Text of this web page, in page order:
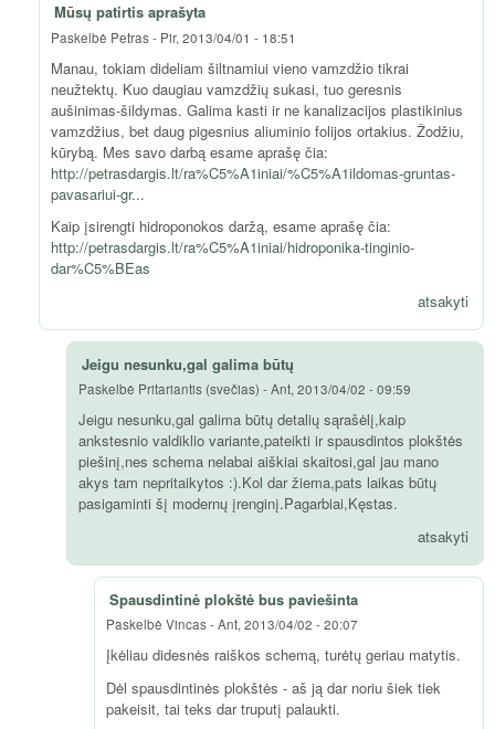
Mūsų patirtis aprašyta
Paskelbė Petras- Pir, 2013/04/01 - 18:51
Manau, tokiam dideliam šiltnamiui vieno vamzdžio tikrai
neužtektų. Kuo daugiau vamzdžių sukasi, tuo geresnis
aušinimas-šildymas. Galima kasti ir ne kanalizacijos plastikinius
vamzdžius, bet daug pigesnius aliuminio folijos ortakius. Žodžiu,
kūrybą. Mes savo darbą esame aprašę čia:
http://petrasdargis.lt/ra%C5%A1iniai/%C5%A1ildomas-gruntas-
pavasariui-gr...
Kaip įsirengti hidroponokos daržą, esame aprašę čia:
http://petrasdargis.lt/ra%C5%A1iniai/hidroponika-tinginio-
dar%C5%BEas
atsakyti
Jeigu nesunku,gal galima būtų
Paskelbė Pritariantis (svečias) -Ant, 2013/04/02 - 09:59
Jeigu nesunku,gal galima būtų detalių sąrašėlį,kaip
ankstesnio valdiklio variante,pateikti ir spausdintos plokštės
piešinį,nes schema nelabai aiškiai skaitosi,gal jau mano
akys tam nepritaikytos :).Kol dar žiema,pats laikas būtų
pasigaminti šį modernų įrenginį.Pagarbiai,Kęstas.
atsakyti
Spausdintinė plokštė bus paviešinta
Paskelbė Vincas-Ant, 2013/04/02 - 20:07
Įkėliau didesnės raiškos schemą, turėtų geriau matytis.
Dėl spausdintinės plokštės - aš ją dar noriu šiek tiek
pakeisit, tai teks dar truputį palaukti.